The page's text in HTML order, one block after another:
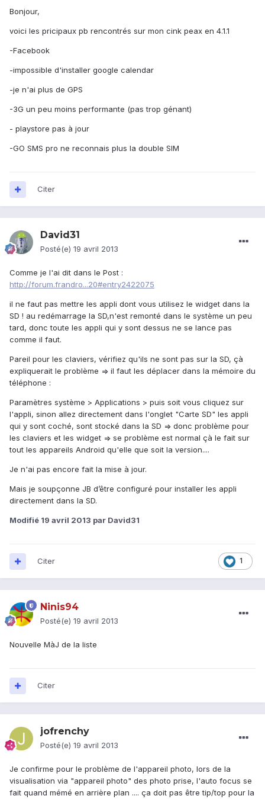
Bonjour,
voici les pricipaux pb rencontrés sur mon cink peax en 4.1.1
-Facebook
-impossible d'installer google calendar
-je n'ai plus de GPS
-3G un peu moins performante (pas trop génant)
- playstore pas à jour
-GO SMS pro ne reconnais plus la double SIM
Citer
David31
Posté(e) 19 avril 2013
Comme je l'ai dit dans le Post :
http://forum.frandro...20#entry2422075
il ne faut pas mettre les appli dont vous utilisez le widget dans la
SD ! au redémarrage la SD,n'est remonté dans le système un peu
tard, donc toute les appli qui y sont dessus ne se lance pas
comme il faut.
Pareil pour les claviers, vérifiez qu'ils ne sont pas sur la SD, çà
expliquerait le problème => il faut les déplacer dans la mémoire du
téléphone :
Paramètres système > Applications > puis soit vous cliquez sur
l'appli, sinon allez directement dans l'onglet "Carte SD" les appli
qui y sont coché, sont stocké dans la SD => donc problème pour
les claviers et les widget => se problème est normal çà le fait sur
tout les appareils Android qu'elle que soit la version....
Je n'ai pas encore fait la mise à jour.
Mais je soupçonne JB d’être configuré pour installer les appli
directement dans la SD.
Modifié 19 avril 2013 par David31
1
Citer
Ninis94
Posté(e) 19 avril 2013
Nouvelle MàJ de la liste
Citer
jofrenchy
Posté(e) 19 avril 2013
Je confirme pour le problème de l'appareil photo, lors de la
visualisation via "appareil photo" des photo prise, l'auto focus se
fait quand mémé en arrière plan .... ça doit pas être tip/top pour la